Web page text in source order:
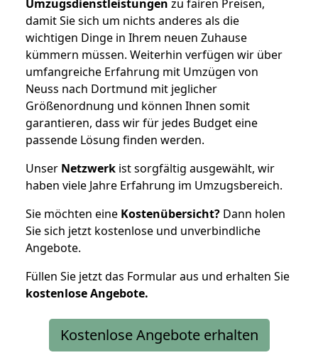
Umzugsdienstleistungen zu fairen Preisen,
damit Sie sich um nichts anderes als die
wichtigen Dinge in Ihrem neuen Zuhause
kümmern müssen. Weiterhin verfügen wir über
umfangreiche Erfahrung mit Umzügen von
Neuss nach Dortmund mit jeglicher
Größenordnung und können Ihnen somit
garantieren, dass wir für jedes Budget eine
passende Lösung finden werden.
Unser Netzwerk ist sorgfältig ausgewählt, wir
haben viele Jahre Erfahrung im Umzugsbereich.
Sie möchten eine Kostenübersicht? Dann holen
Sie sich jetzt kostenlose und unverbindliche
Angebote.
Füllen Sie jetzt das Formular aus und erhalten Sie
kostenloseAngebote.
Kostenlose Angebote erhalten